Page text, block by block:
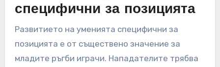
специфични за позицията
Развитието на уменията специфични за
позицията е от съществено значение за
младите ръгби играчи. Нападателите трябва